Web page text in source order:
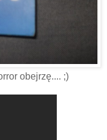
obejrzę.... ;)